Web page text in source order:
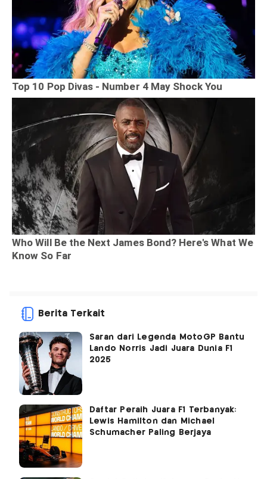
Berita Terkait
Saran dari Legenda MotoGP Bantu
Lando Norris Jadi Juara Dunia F1
2025
Daftar Peraih Juara F1 Terbanyak:
Lewis Hamilton dan Michael
Schumacher Paling Berjaya